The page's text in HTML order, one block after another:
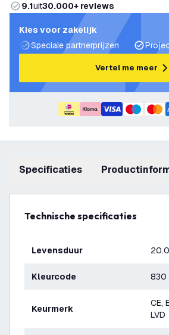
9.1uit30.000+ reviews
Kies voor zakelijk
Speciale partnerprijzen
Vertel me meer
Specificaties
Technische specificaties
Levensduur
Kleurcode 830
Keurmerk
CE,
LVD